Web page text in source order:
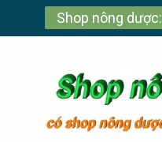
to
Shop nông dược: